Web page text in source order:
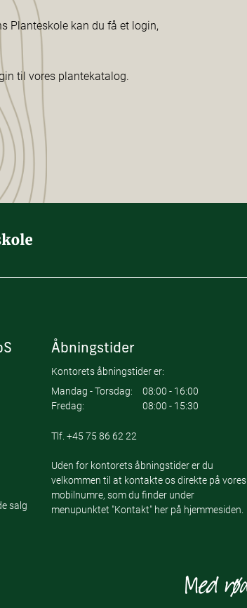
Planteskole kan du få et login,
til vores plantekatalog.
salg
Åbningstider
Kontorets åbningstider er:
Mandag - Torsdag:
08:00 - 16:00
Fredag:
08:00 - 15:30
Tlf.+45 75 86 62 22
Uden for kontorets åbningstider er du
velkommen til at kontakte os direkte på vores
mobilnumre, som du finder under
menupunktet "Kontakt" her på hjemmesiden.